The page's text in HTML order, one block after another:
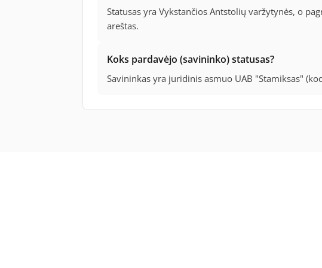
Statusas yra Vykstančios Antstolių varžytynės, o
areštas.
Koks pardavėjo (savininko) statusas?
Savininkas yra juridinis asmuo UAB "Stamiksas"